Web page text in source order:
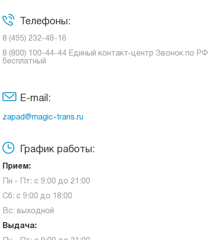
Телефоны:
8 (495) 232-48-16
8 (800) 100-44-44 Единый контакт-центр Звонок по РФ
бесплатный
E-mail:
zapad@magic-trans.ru
График работы:
Прием:
Пн - Пт: с 9:00 до 21:00
Сб: с 9:00 до 18:00
Вс: выходной
Выдача: